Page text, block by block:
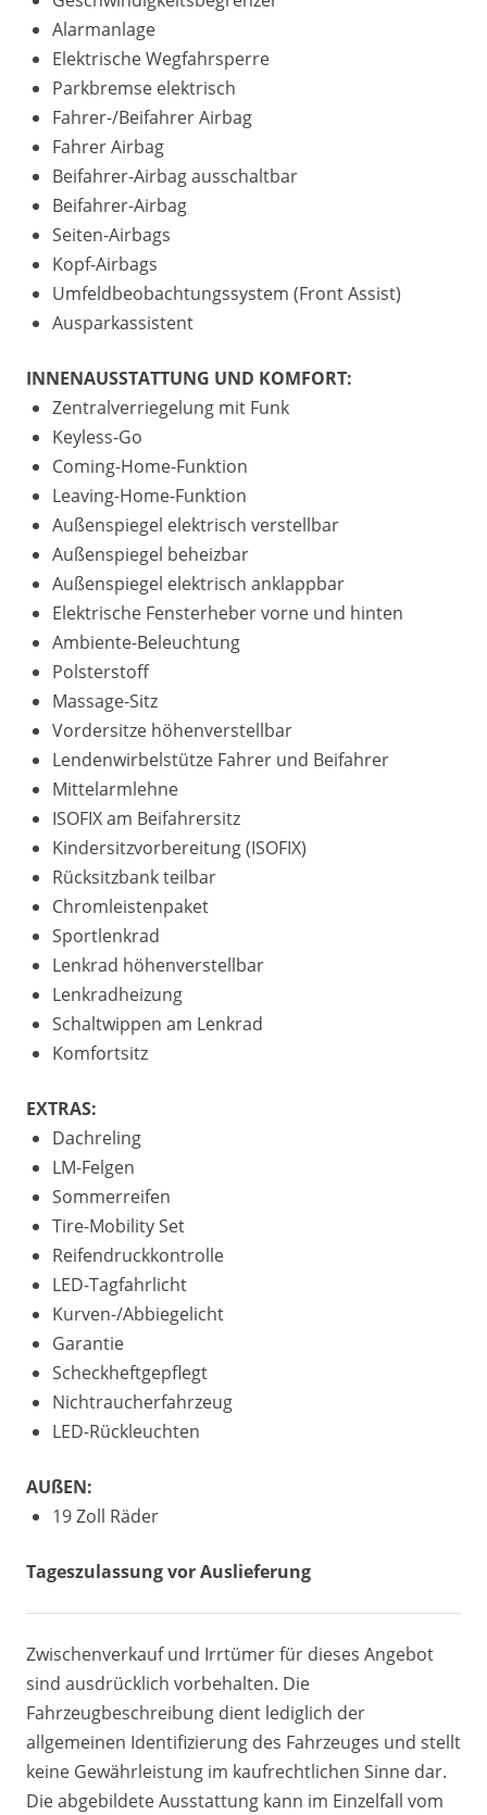
Alarmanlage
Elektrische Wegfahrsperre
Parkbremse elektrisch
Fahrer-/Beifahrer Airbag
Fahrer Airbag
Beifahrer-Airbag ausschaltbar
Beifahrer-Airbag
Seiten-Airbags
Kopf-Airbags
Umfeldbeobachtungssystem (Front Assist)
Ausparkassistent
INNENAUSSTATTUNG UND KOMFORT:
Zentralverriegelung mit Funk
Keyless-Go
Coming-Home-Funktion
Leaving-Home-Funktion
Außenspiegel elektrisch verstellbar
Außenspiegel beheizbar
Außenspiegel elektrisch anklappbar
Elektrische Fensterheber vorne und hinten
Ambiente-Beleuchtung
Polsterstoff
Massage-Sitz
Vordersitze höhenverstellbar
Lendenwirbelstütze Fahrer und Beifahrer
Mittelarmlehne
ISOFIX am Beifahrersitz
Kindersitzvorbereitung (ISOFIX)
Rücksitzbank teilbar
Chromleistenpaket
Sportlenkrad
Lenkrad höhenverstellbar
Lenkradheizung
Schaltwippen am Lenkrad
Komfortsitz
EXTRAS:
Dachreling
LM-Felgen
Sommerreifen
Tire-Mobility Set
Reifendruckkontrolle
LED-Tagfahrlicht
Kurven-/Abbiegelicht
Garantie
Scheckheftgepflegt
Nichtraucherfahrzeug
LED-Rückleuchten
AUßEN:
19 Zoll Räder
Tageszulassung vor Auslieferung
Zwischenverkauf und Irrtümer für dieses Angebot
sind ausdrücklich vorbehalten. Die
Fahrzeugbeschreibung dient lediglich der
allgemeinen Identifizierung des Fahrzeuges und stellt
keine Gewährleistung im kaufrechtlichen Sinne dar.
Die abgebildete Ausstattung kann im Einzelfall vom